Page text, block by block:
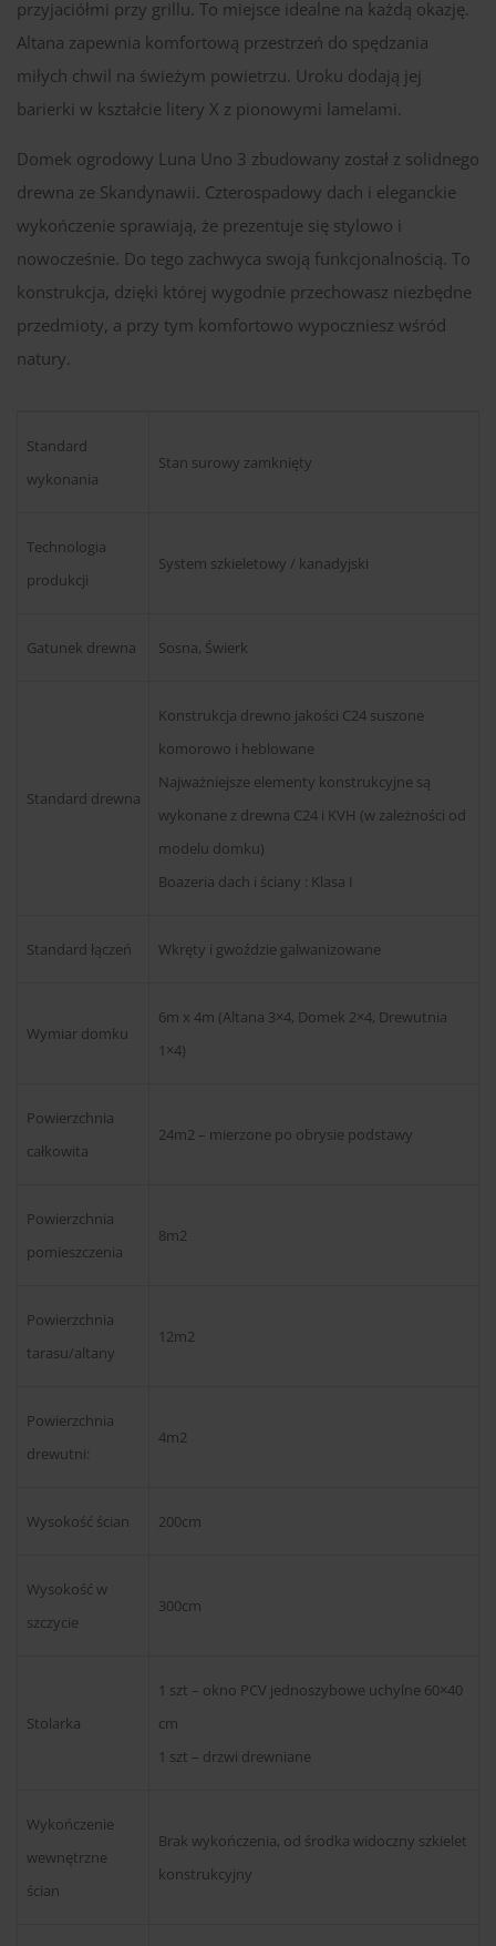
przyjaciółmi przy grillu. To miejsce idealne na każdą okazję.
Altana zapewnia komfortową przestrzeń do spędzania
miłych chwil na świeżym powietrzu. Uroku dodają jej
barierki w kształcie litery X z pionowymi lamelami.
Domek ogrodowy Luna Uno 3 zbudowany został z solidnego
drewna ze Skandynawii. Czterospadowy dach i eleganckie
wykończenie sprawiają, że prezentuje się stylowo i
nowocześnie. Do tego zachwyca swoją funkcjonalnością. To
konstrukcja, dzięki której wygodnie przechowasz niezbędne
przedmioty, a przy tym komfortowo wypoczniesz wśród
natury.
Standard
wykonania
Stan surowy zamknięty
Technologia
produkcji
System szkieletowy / kanadyjski
Gatunek drewna Sosna, Świerk
Standard drewna
Konstrukcja drewno jakości C24 suszone
komorowo i heblowane
Najważniejsze elementy konstrukcyjne są
wykonane z drewna C24 i KVH (w zależności od
modelu domku)
Boazeria dach i ściany : Klasa I
Standard łączeń Wkręty i gwoździe galwanizowane
Wymiar domku
6m x 4m (Altana 3×4, Domek 2×4, Drewutnia
1×4)
Powierzchnia
całkowita
24m2 – mierzone po obrysie podstawy
Powierzchnia
pomieszczenia
8m2
Powierzchnia
tarasu/altany
12m2
Powierzchnia
drewutni:
4m2
Wysokość ścian 200cm
Wysokość w
szczycie
300cm
Stolarka
1 szt – okno PCV jednoszybowe uchylne 60×40
cm
1 szt – drzwi drewniane
Wykończenie
wewnętrzne
ścian
Brak wykończenia, od środka widoczny szkielet
konstrukcyjny